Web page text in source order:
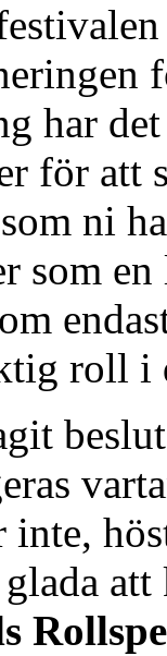
har
för att
ni
som
roll i
inte,